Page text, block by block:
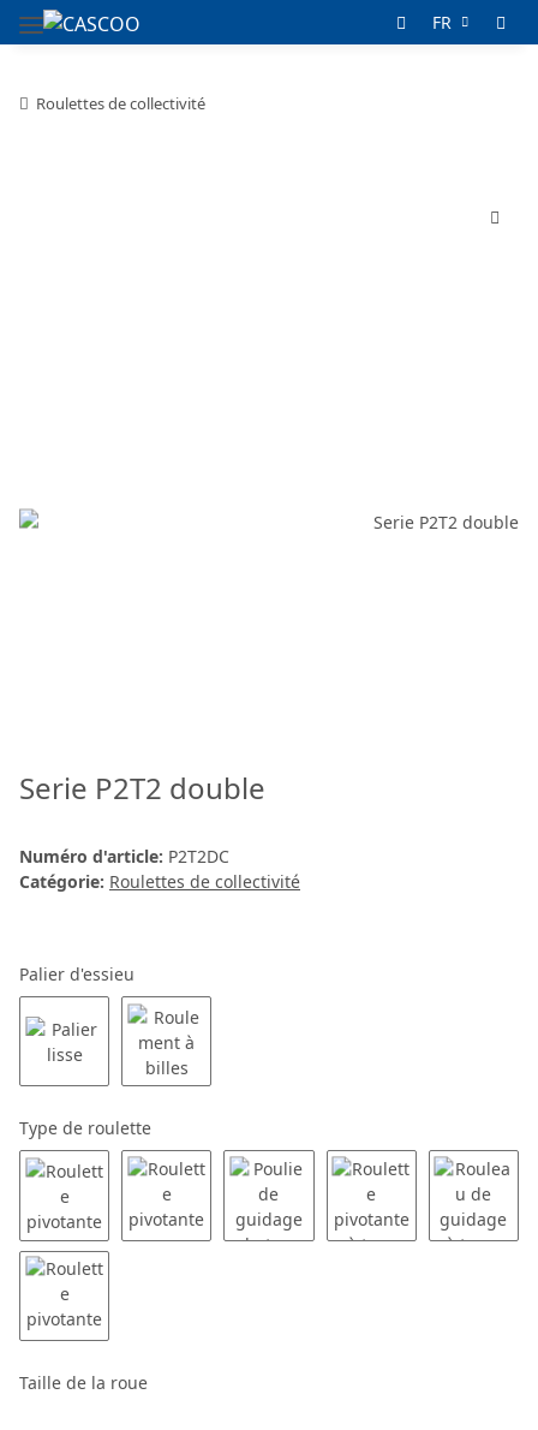
FR
Roulettes de collectivité
Serie P2T2 double
Numéro d'article: P2T2DC
Catégorie: Roulettes de collectivité
Palier d'essieu
Type de roulette
Taille de la roue